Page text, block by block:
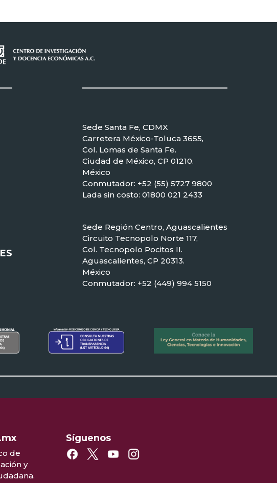
Sede Santa Fe, CDMX
Carretera México-Toluca 3655,
Col. Lomas de Santa Fe.
Ciudad de México, CP 01210.
México
Conmutador: +52 (55) 5727 9800
Lada sin costo: 01800 021 2433
Sede Región Centro, Aguascalientes
Circuito Tecnopolo Norte 117,
Col. Tecnopolo Pocitos II.
Aguascalientes, CP 20313.
México
Conmutador: +52 (449) 994 5150
de
y
Síguenos